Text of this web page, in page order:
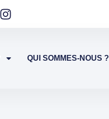
QUI SOMMES-NOUS ?